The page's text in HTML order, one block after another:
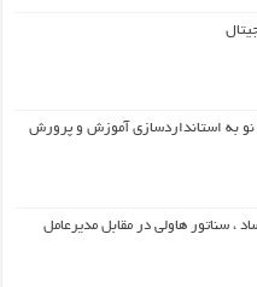
نو به استانداردسازی آموزش و پرورش
، سناتور هاولی در مقابل مدیرعامل